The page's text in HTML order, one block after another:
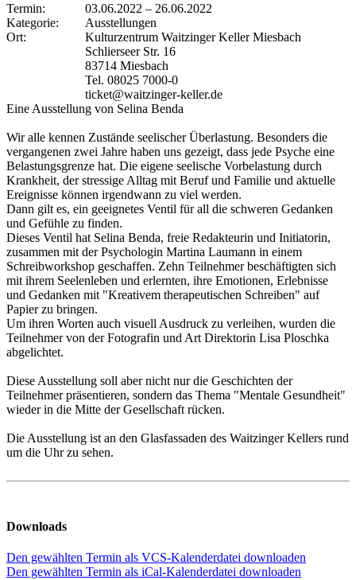
Termin:
03.06.2022 – 26.06.2022
Kategorie:
Ausstellungen
Ort:
Kulturzentrum Waitzinger Keller Miesbach
Schlierseer Str. 16
83714 Miesbach
Tel. 08025 7000-0
ticket@waitzinger-keller.de
Eine Ausstellung von Selina Benda
Wir alle kennen Zustände seelischer Überlastung. Besonders die
vergangenen zwei Jahre haben uns gezeigt, dass jede Psyche eine
Belastungsgrenze hat. Die eigene seelische Vorbelastung durch
Krankheit, der stressige Alltag mit Beruf und Familie und aktuelle
Ereignisse können irgendwann zu viel werden.
Dann gilt es, ein geeignetes Ventil für all die schweren Gedanken
und Gefühle zu finden.
Dieses Ventil hat Selina Benda, freie Redakteurin und Initiatorin,
zusammen mit der Psychologin Martina Laumann in einem
Schreibworkshop geschaffen. Zehn Teilnehmer beschäftigten sich
mit ihrem Seelenleben und erlernten, ihre Emotionen, Erlebnisse
und Gedanken mit "Kreativem therapeutischen Schreiben" auf
Papier zu bringen.
Um ihren Worten auch visuell Ausdruck zu verleihen, wurden die
Teilnehmer von der Fotografin und Art Direktorin Lisa Ploschka
abgelichtet.
Diese Ausstellung soll aber nicht nur die Geschichten der
Teilnehmer präsentieren, sondern das Thema "Mentale Gesundheit"
wieder in die Mitte der Gesellschaft rücken.
Die Ausstellung ist an den Glasfassaden des Waitzinger Kellers rund
um die Uhr zu sehen.
Downloads
Den gewählten Termin als VCS-Kalenderdatei downloaden
Den gewählten Termin als iCal-Kalenderdatei downloaden